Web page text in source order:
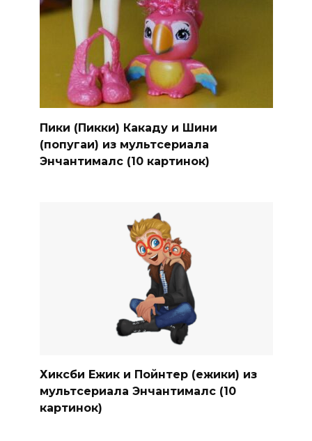
Пики (Пикки) Какаду и Шини
(попугаи) из мультсериала
Энчантималс (10 картинок)
Хиксби Ежик и Пойнтер (ежики) из
мультсериала Энчантималс (10
картинок)